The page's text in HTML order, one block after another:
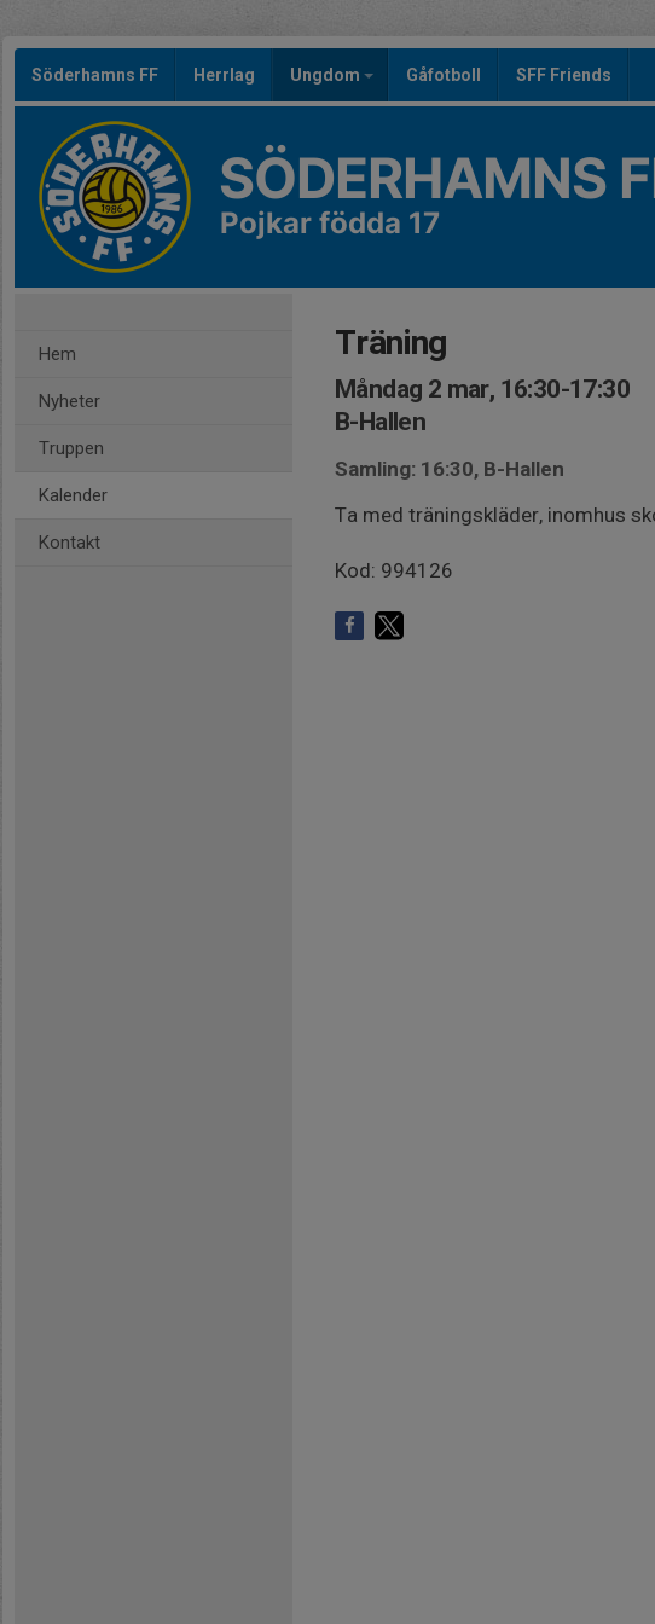
Söderhamns FF Herrlag Ungdom Gåfotboll SFF Friends
SÖDERHAMNS
Pojkar födda 17
Hem
Nyheter
Truppen
Kalender
Kontakt
Träning
Måndag 2 mar, 16:30-17:30
B-Hallen
Samling: 16:30, B-Hallen
Ta med träningskläder, inomhus
Kod: 994126